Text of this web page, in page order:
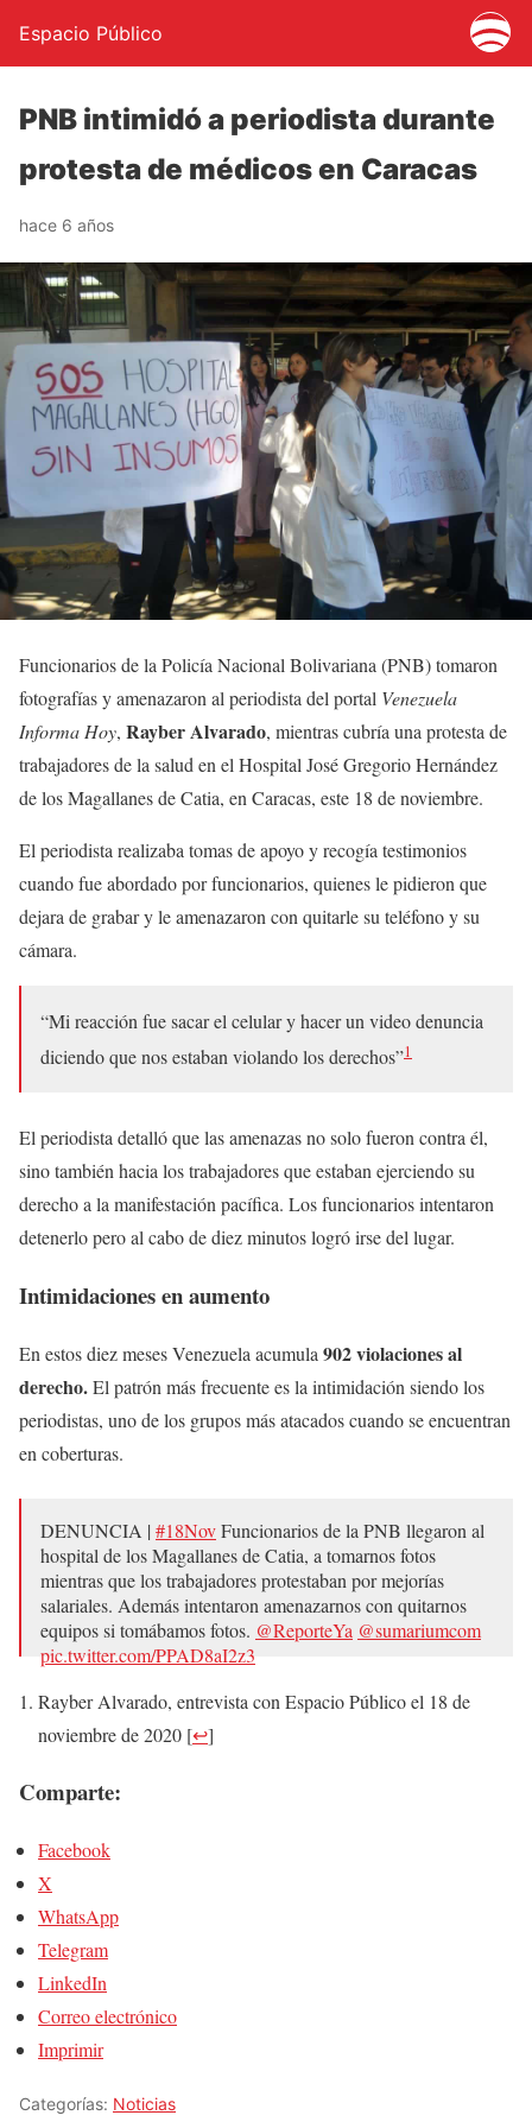
Espacio Público
PNB intimidó a periodista durante
protesta de médicos en Caracas
hace 6 años
Funcionarios de la Policía Nacional Bolivariana (PNB) tomaron
fotografías y amenazaron al periodista del portal Venezuela
Informa Hoy, Rayber Alvarado, mientras cubría una protesta de
trabajadores de la salud en el Hospital José Gregorio Hernández
de los Magallanes de Catia, en Caracas, este 18 de noviembre.
El periodista realizaba tomas de apoyo y recogía testimonios
cuando fue abordado por funcionarios, quienes le pidieron que
dejara de grabar y le amenazaron con quitarle su teléfono y su
cámara.
“Mi reacción fue sacar el celular y hacer un video denuncia
diciendo que nos estaban violando los derechos”1
El periodista detalló que las amenazas no solo fueron contra él,
sino también hacia los trabajadores que estaban ejerciendo su
derecho a la manifestación pacífica. Los funcionarios intentaron
detenerlo pero al cabo de diez minutos logró irse del lugar.
Intimidaciones en aumento
En estos diez meses Venezuela acumula 902 violaciones al
derecho.El patrón más frecuente es la intimidación siendo los
periodistas, uno de los grupos más atacados cuando se encuentran
en coberturas.
DENUNCIA | #18NovFuncionarios de la PNB llegaron al
hospital de los Magallanes de Catia, a tomarnos fotos
mientras que los trabajadores protestaban por mejorías
salariales. Además intentaron amenazarnos con quitarnos
equipos si tomábamos fotos. @ReporteYa @sumariumcom
pic.twitter.com/PPAD8aI2z3
— Ray Alvarado (@rayberdl18)November 18, 2020
Rayber Alvarado, entrevista con Espacio Público el 18 de
noviembre de 2020 [↩]
Comparte:
Facebook
X
WhatsApp
Telegram
LinkedIn
Correo electrónico
Imprimir
Categorías: Noticias